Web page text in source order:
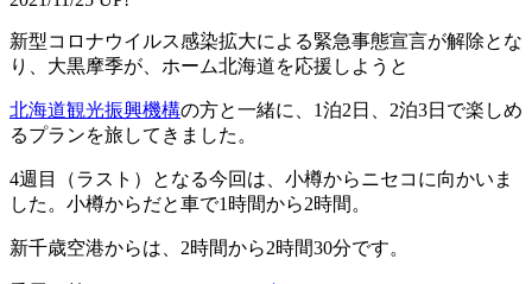
新型コロナウイルス感染拡大による緊急事態宣言が解除とな
り、大黒摩季が、ホーム北海道を応援しようと
北海道観光振興機構の方と一緒に、1泊2日、2泊3日で楽しめ
るプランを旅してきました。
4週目（ラスト）となる今回は、小樽からニセコに向かいま
した。小樽からだと車で1時間から2時間。
新千歳空港からは、2時間から2時間30分です。